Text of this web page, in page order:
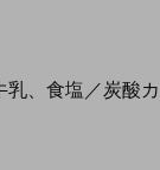
、食塩／炭酸